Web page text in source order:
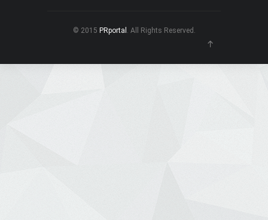
© 2015 PRportal . All Rights Reserved.